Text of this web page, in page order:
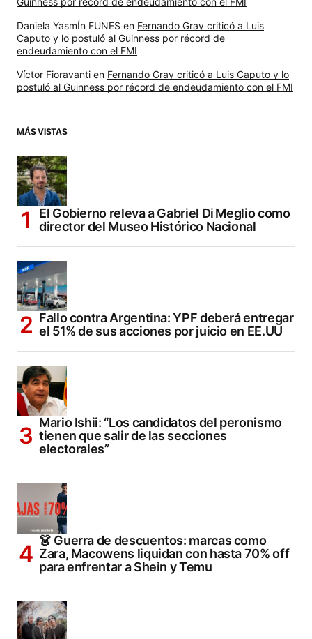
Daniela YasmÍn FUNES en Fernando Gray criticó a Luis
Caputo y lo postuló al Guinness por récord de
endeudamiento con el FMI
Víctor Fioravanti en Fernando Gray criticó a Luis Caputo y lo
postuló al Guinness por récord de endeudamiento con el FMI
MÁS VISTAS
El Gobierno releva a Gabriel Di Meglio como
director del Museo Histórico Nacional
Fallo contra Argentina: YPF deberá entregar
el 51% de sus acciones por juicio en EE.UU
Mario Ishii: “Los candidatos del peronismo
tienen que salir de las secciones
electorales”
👗 Guerra de descuentos: marcas como
Zara, Macowens liquidan con hasta 70% off
para enfrentar a Shein y Temu